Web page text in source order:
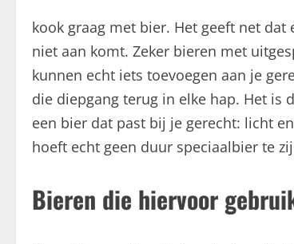
kook graag met bier. Het geeft net
niet aan komt. Zeker bieren met
kunnen echt iets toevoegen aan je
die diepgang terug in elke hap. Het is
een bier dat past bij je gerecht: licht
hoeft echt geen duur speciaalbier te
Bieren die hiervoor